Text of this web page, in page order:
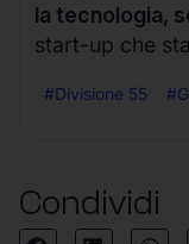
la tecnologia,
start-up che
#Divisione 55
Condividi